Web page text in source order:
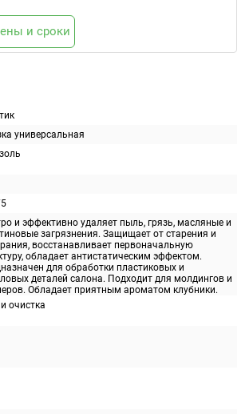
универсальная
и эффективно удаляет пыль, грязь, масляные и
загрязнения. Защищает от старения и
восстанавливает первоначальную
обладает антистатическим эффектом.
для обработки пластиковых и
деталей салона. Подходит для молдингов и
Обладает приятным ароматом клубники.
очистка
и сроки